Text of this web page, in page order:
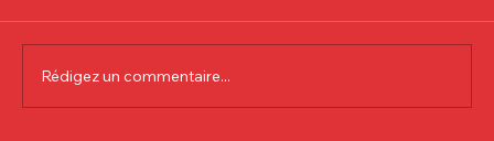
Rédigez un commentaire...